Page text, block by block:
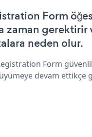
Form
gerektirir
neden olur.
Form
devam ettikçe